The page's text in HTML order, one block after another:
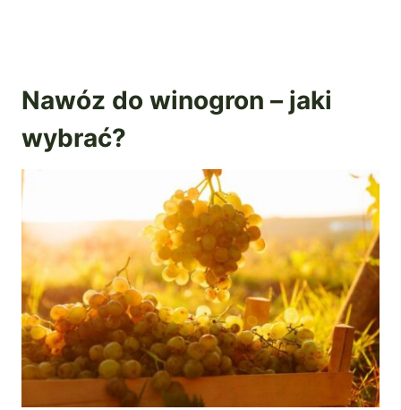
Nawóz do winogron – jaki
wybrać?